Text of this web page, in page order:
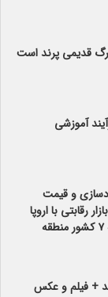
قدیمی پرند است
آموزشی
و قیمت
رقابتی با اروپا
ایجاد کرده است / صادرکننده به ۷ کشور منطقه
+ فیلم و عکس